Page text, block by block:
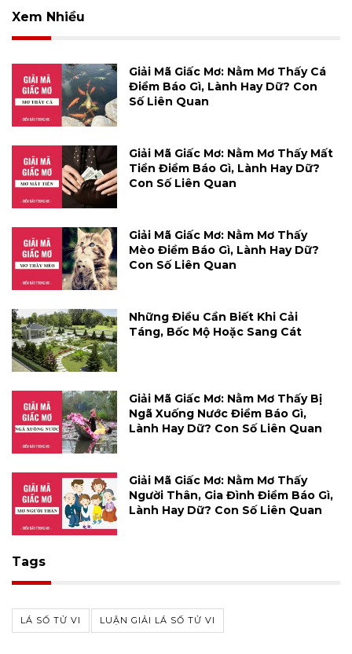
Xem Nhiều
Giải Mã Giấc Mơ: Nằm Mơ Thấy Cá
Điềm Báo Gì, Lành Hay Dữ? Con
Số Liên Quan
Giải Mã Giấc Mơ: Nằm Mơ Thấy Mất
Tiền Điềm Báo Gì, Lành Hay Dữ?
Con Số Liên Quan
Giải Mã Giấc Mơ: Nằm Mơ Thấy
Mèo Điềm Báo Gì, Lành Hay Dữ?
Con Số Liên Quan
Những Điều Cần Biết Khi Cải
Táng, Bốc Mộ Hoặc Sang Cát
Giải Mã Giấc Mơ: Nằm Mơ Thấy Bị
Ngã Xuống Nước Điềm Báo Gì,
Lành Hay Dữ? Con Số Liên Quan
Giải Mã Giấc Mơ: Nằm Mơ Thấy
Người Thân, Gia Đình Điềm Báo Gì,
Lành Hay Dữ? Con Số Liên Quan
Tags
LÁ SỐ TỬ VI LUẬN GIẢI LÁ SỐ TỬ VI